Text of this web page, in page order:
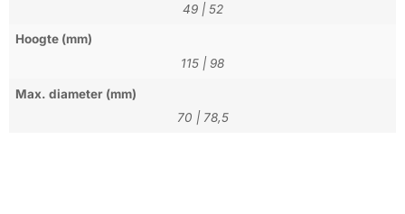
49| 52
Hoogte (mm)
115 | 98
Max. diameter (mm)
70 | 78,5